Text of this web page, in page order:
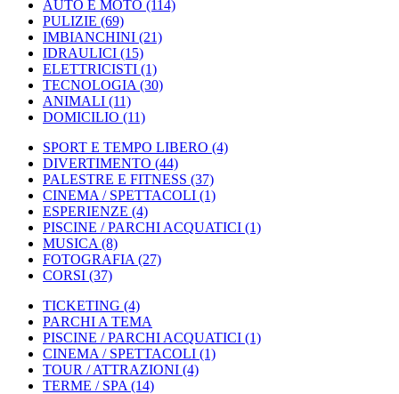
AUTO E MOTO (114)
PULIZIE (69)
IMBIANCHINI (21)
IDRAULICI (15)
ELETTRICISTI (1)
TECNOLOGIA (30)
ANIMALI (11)
DOMICILIO (11)
SPORT E TEMPO LIBERO (4)
DIVERTIMENTO (44)
PALESTRE E FITNESS (37)
CINEMA / SPETTACOLI (1)
ESPERIENZE (4)
PISCINE / PARCHI ACQUATICI (1)
MUSICA (8)
FOTOGRAFIA (27)
CORSI (37)
TICKETING (4)
PARCHI A TEMA
PISCINE / PARCHI ACQUATICI (1)
CINEMA / SPETTACOLI (1)
TOUR / ATTRAZIONI (4)
TERME / SPA (14)